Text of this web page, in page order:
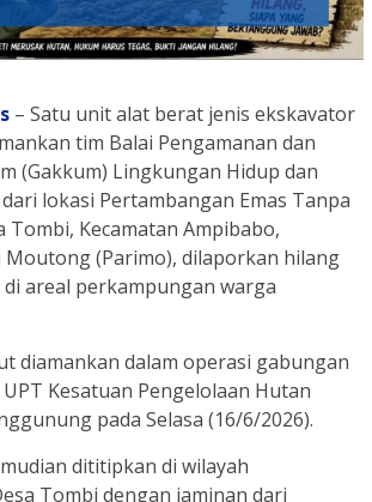
– Satu unit alat berat jenis ekskavator
tim Balai Pengamanan dan
(Gakkum) Lingkungan Hidup dan
lokasi Pertambangan Emas Tanpa
Tombi, Kecamatan Ampibabo,
Moutong (Parimo), dilaporkan hilang
areal perkampungan warga
diamankan dalam operasi gabungan
Kesatuan Pengelolaan Hutan
pada Selasa (16/6/2026).
dititipkan di wilayah
Tombi dengan jaminan dari